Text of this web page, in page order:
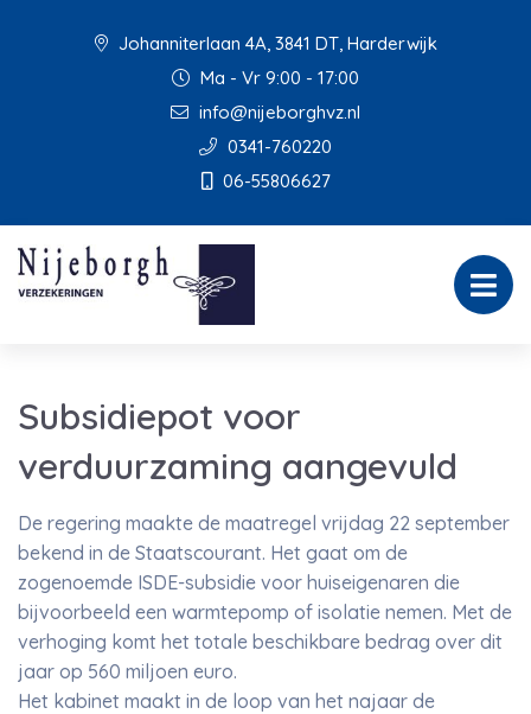
Johanniterlaan 4A, 3841 DT, Harderwijk
Ma - Vr 9:00 - 17:00
info@nijeborghvz.nl
0341-760220
06-55806627
Subsidiepot voor
verduurzaming aangevuld
De regering maakte de maatregel vrijdag 22 september
bekend in de Staatscourant. Het gaat om de
zogenoemde ISDE-subsidie voor huiseigenaren die
bijvoorbeeld een warmtepomp of isolatie nemen. Met de
verhoging komt het totale beschikbare bedrag over dit
jaar op 560 miljoen euro.
Het kabinet maakt in de loop van het najaar de